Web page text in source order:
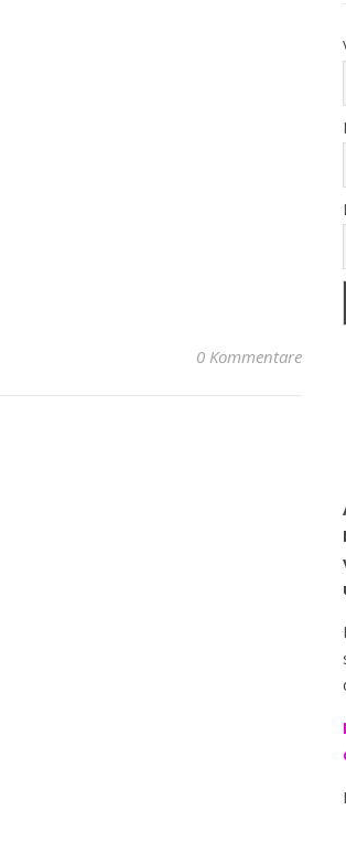
0 Kommentare